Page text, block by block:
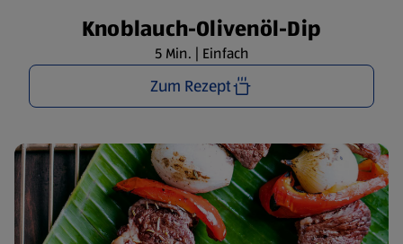
Knoblauch-Olivenöl-Dip
5 Min. | Einfach
Zum Rezept